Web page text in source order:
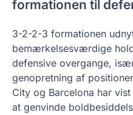
formationen til
3-2-2-3 formationen
bemærkelsesværdige
defensive overgange,
genopretning af
City og Barcelona har
at genvinde